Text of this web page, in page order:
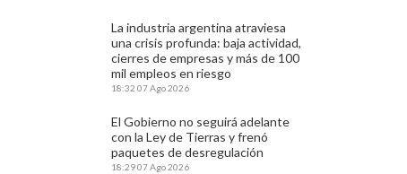
La industria argentina atraviesa
una crisis profunda: baja actividad,
cierres de empresas y más de 100
mil empleos en riesgo
18:32 07 Ago 2026
El Gobierno no seguirá adelante
con la Ley de Tierras y frenó
paquetes de desregulación
18:2907 Ago 2026